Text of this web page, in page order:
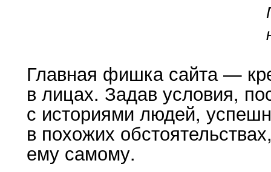
Главная фишка сайта —
в лицах. Задав условия,
с историями людей,
в похожих
ему самому.